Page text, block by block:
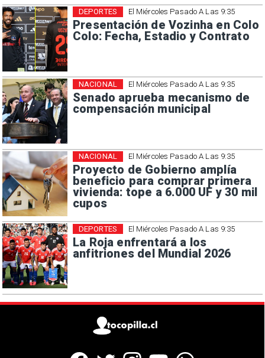
El Miércoles Pasado A Las 9:35
Presentación de Vozinha en Colo
Colo: Fecha, Estadio y Contrato
DEPORTES
El Miércoles Pasado A Las 9:35
Senado aprueba mecanismo de
compensación municipal
NACIONAL
El Miércoles Pasado A Las 9:35
Proyecto de Gobierno amplía
beneficio para comprar primera
vivienda: tope a 6.000 UF y 30 mil
cupos
NACIONAL
El Miércoles Pasado A Las 9:35
La Roja enfrentará a los
anfitriones del Mundial 2026
DEPORTES